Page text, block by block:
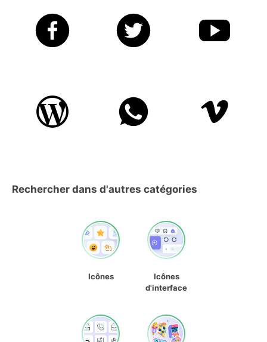
Rechercher dans d'autres catégories
Icônes
Icônes
d'interface